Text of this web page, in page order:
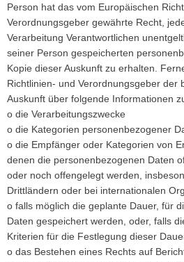
Person hat das vom Europäischen
Verordnungsgeber gewährte Recht,
Verarbeitung Verantwortlichen
seiner Person gespeicherten
Kopie dieser Auskunft zu erhalten.
Richtlinien- und Verordnungsgeber der
Auskunft über folgende Informationen
o die Verarbeitungszwecke
o die Kategorien personenbezogener
o die Empfänger oder Kategorien von
denen die personenbezogenen Daten
oder noch offengelegt werden,
Drittländern oder bei internationalen
o falls möglich die geplante Dauer, für
Daten gespeichert werden, oder, falls
Kriterien für die Festlegung dieser
o das Bestehen eines Rechts auf